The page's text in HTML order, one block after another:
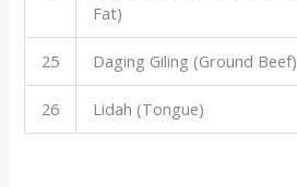
Fat)
25 Daging Giling (Ground Beef)
26 Lidah (Tongue)